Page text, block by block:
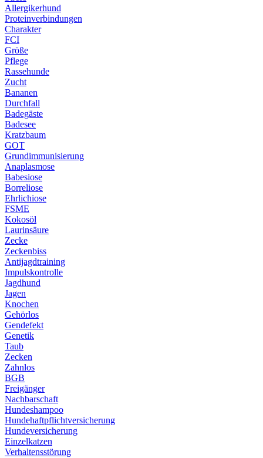
Allergikerhund
Proteinverbindungen
Charakter
FCI
Größe
Pflege
Rassehunde
Zucht
Bananen
Durchfall
Badegäste
Badesee
Kratzbaum
GOT
Grundimmunisierung
Anaplasmose
Babesiose
Borreliose
Ehrlichiose
FSME
Kokosöl
Laurinsäure
Zecke
Zeckenbiss
Antijagdtraining
Impulskontrolle
Jagdhund
Jagen
Knochen
Gehörlos
Gendefekt
Genetik
Taub
Zecken
Zahnlos
BGB
Freigänger
Nachbarschaft
Hundeshampoo
Hundehaftpflichtversicherung
Hundeversicherung
Einzelkatzen
Verhaltensstörung